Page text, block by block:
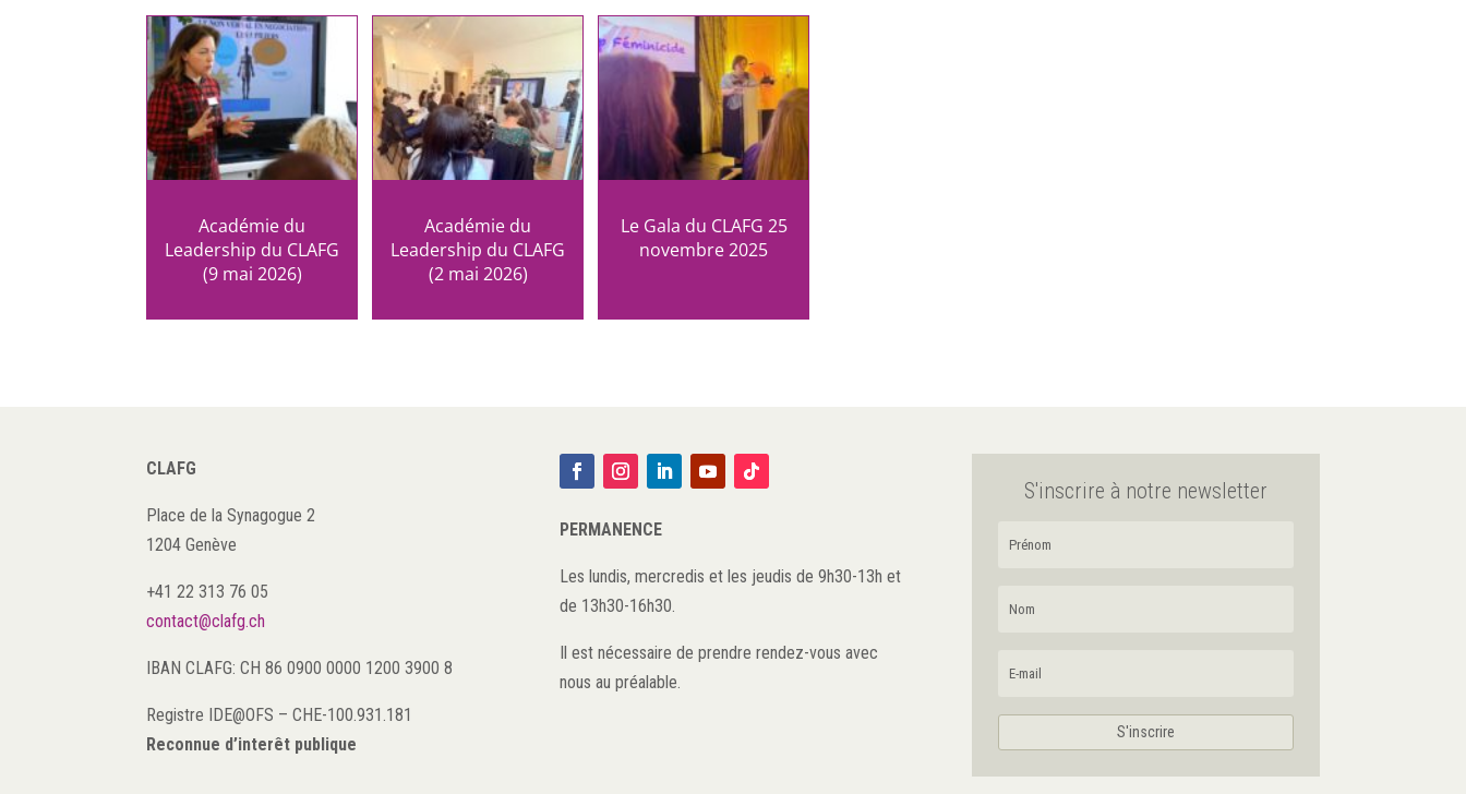
Académie du
Leadership du CLAFG
(9 mai 2026)
Académie du
Leadership du CLAFG
(2 mai 2026)
Le Gala du CLAFG 25
novembre 2025
CLAFG
Place de la Synagogue 2
1204 Genève
+41 22 313 76 05
contact@clafg.ch
IBAN CLAFG: CH 86 0900 0000 1200 3900 8
Registre IDE@OFS –CHE-100.931.181
Reconnue d’interêt publique
PERMANENCE
Les lundis, mercredis et les jeudis de 9h30-13h et
de 13h30-16h30.
Il est nécessaire de prendre rendez-vous avec
nous au préalable.
S'inscrire à notre newsletter
S'inscrire